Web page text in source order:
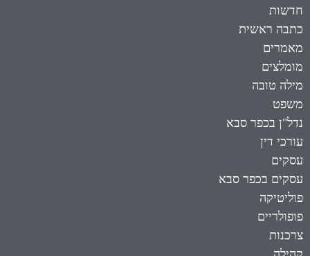
חדשות
כתבה ראשית
מאמרים
מומלצים
מילה טובה
משפט
נדל"ן בכפר סבא
עורכי דין
עסקים
עסקים בכפר סבא
פוליטיקה
פופולריים
צרכנות